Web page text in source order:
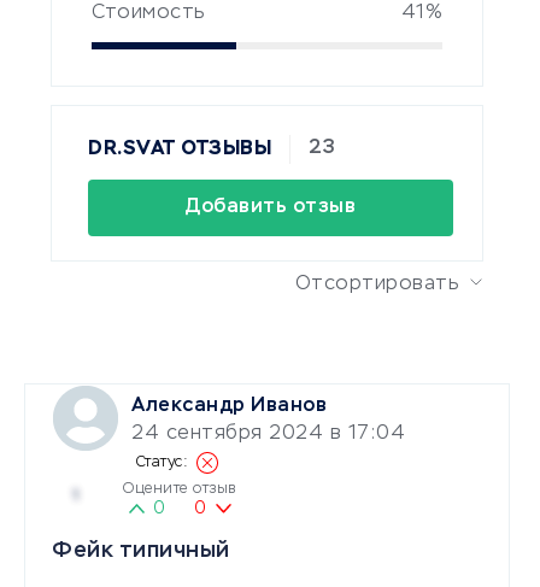
Стоимость 41%
DR.SVAT ОТЗЫВЫ 23
Добавить отзыв
Отсортировать
Александр Иванов
24 сентября 2024 в 17:04
Оцените отзыв
0 0
Фейк типичный